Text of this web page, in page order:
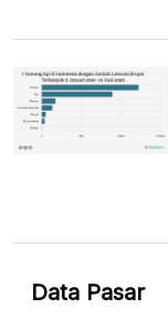
Data Pasar